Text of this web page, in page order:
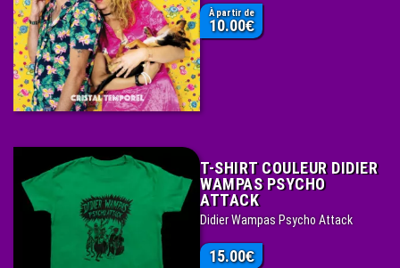
À partir de
10.00€
T-SHIRT COULEUR DIDIER
WAMPAS PSYCHO
ATTACK
Didier Wampas Psycho Attack
15.00€